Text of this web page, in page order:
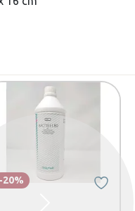
-20%